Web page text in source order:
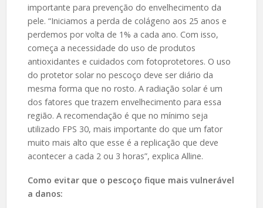
importante para prevenção do envelhecimento da
pele. “Iniciamos a perda de colágeno aos 25 anos e
perdemos por volta de 1% a cada ano. Com isso,
começa a necessidade do uso de produtos
antioxidantes e cuidados com fotoprotetores. O uso
do protetor solar no pescoço deve ser diário da
mesma forma que no rosto. A radiação solar é um
dos fatores que trazem envelhecimento para essa
região. A recomendação é que no mínimo seja
utilizado FPS 30, mais importante do que um fator
muito mais alto que esse é a replicação que deve
acontecer a cada 2 ou 3 horas”, explica Alline.
Como evitar que o pescoço fique mais vulnerável
a danos: